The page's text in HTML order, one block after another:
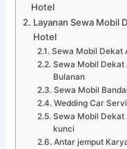
Hotel
Layanan Sewa Mobil
Hotel
Sewa Mobil Dekat
Sewa Mobil Dekat
Bulanan
Sewa Mobil
Wedding Car
Sewa Mobil Dekat
kunci
Antar jemput